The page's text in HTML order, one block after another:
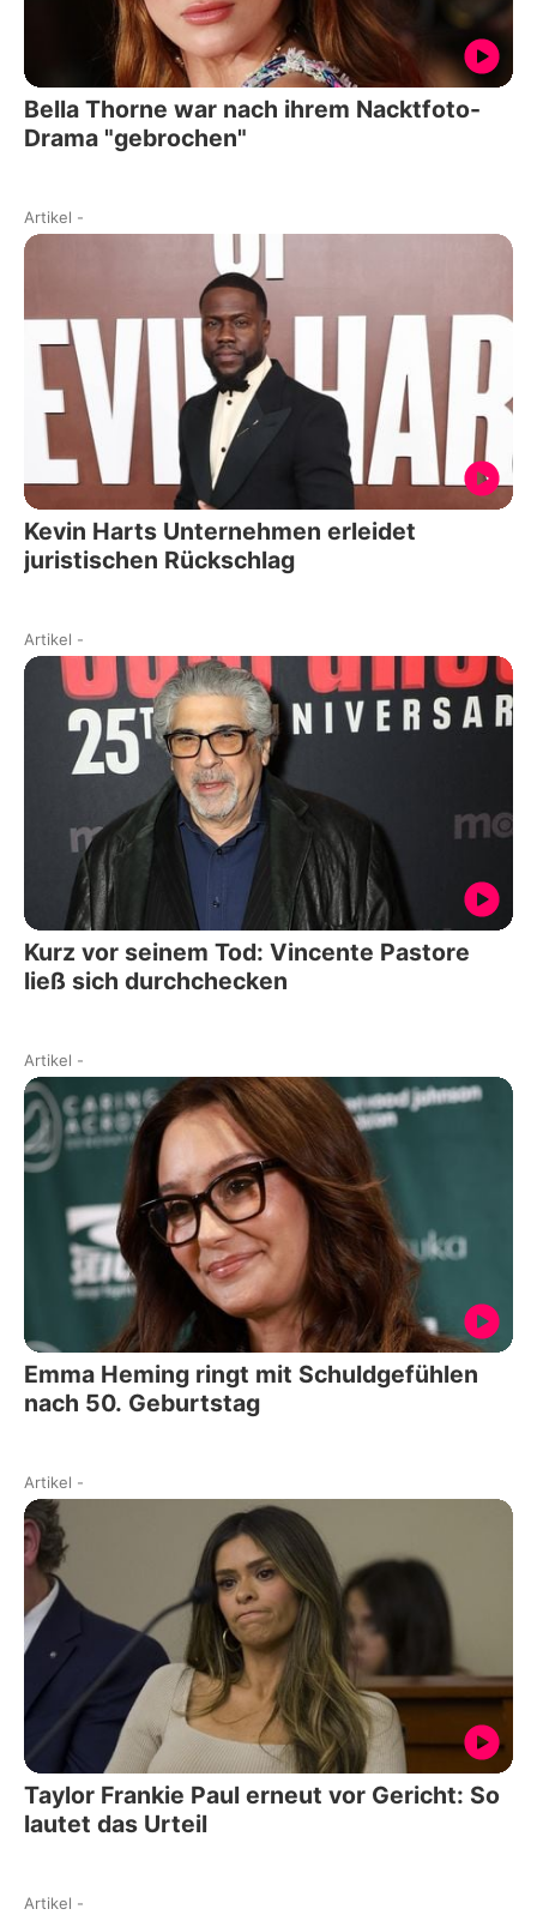
Bella Thorne war nach ihrem Nacktfoto-
Drama "gebrochen"
Artikel -
Kevin Harts Unternehmen erleidet
juristischen Rückschlag
Artikel -
Kurz vor seinem Tod: Vincente Pastore
ließ sich durchchecken
Artikel -
Emma Heming ringt mit Schuldgefühlen
nach 50. Geburtstag
Artikel -
Taylor Frankie Paul erneut vor Gericht: So
lautet das Urteil
Artikel -